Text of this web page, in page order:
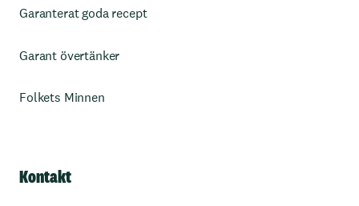
Garanterat goda recept
Garant övertänker
Folkets Minnen
Kontakt